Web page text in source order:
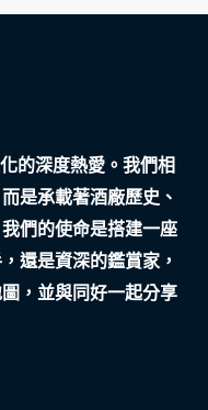
的深度熱愛。我們相
是承載著酒廠歷史、
們的使命是搭建一座
還是資深的鑑賞家，
，並與同好一起分享